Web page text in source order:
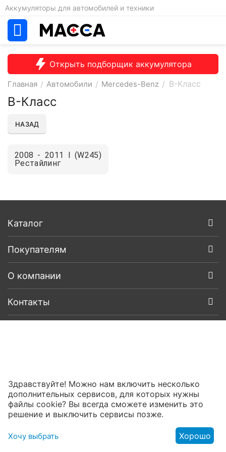
Аккумуляторы для автомобилей и техники
Открыть подборщик аккумулятора
Главная / Автомобили / Mercedes-Benz / B-Класс
B-Класс
НАЗАД
2008 - 2011 I (W245)
Рестайлинг
Каталог
Покупателям
О компании
Контакты
Здравствуйте! Можно нам включить несколько
дополнительных сервисов, для которых нужны
файлы cookie? Вы всегда сможете изменить это
решение и выключить сервисы позже.
Хочу выбрать Хорошо